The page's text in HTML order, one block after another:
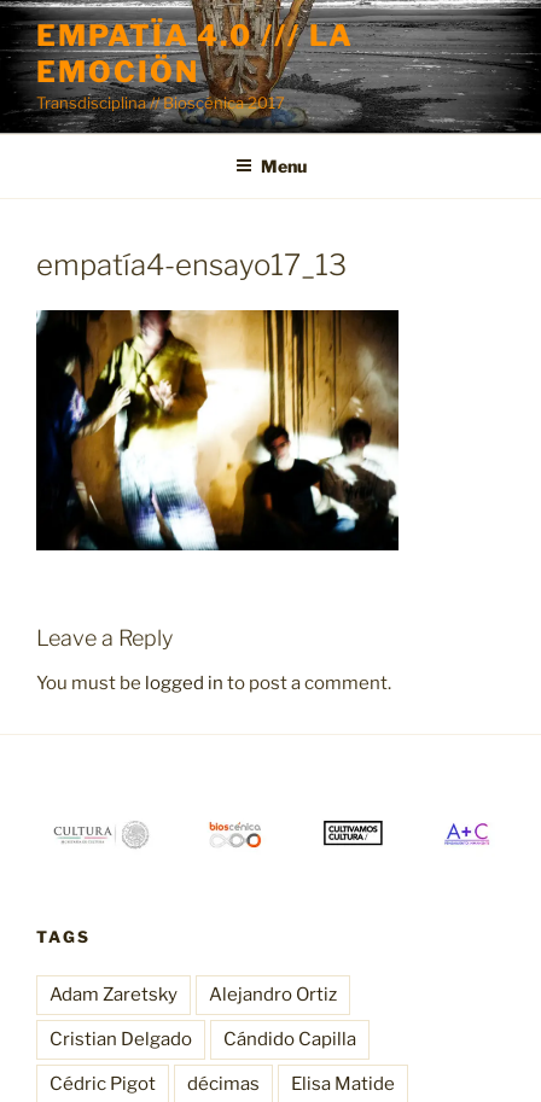
Skip
to
content
EMPATÏA 4.0 /// LA
EMOCIÖN
Transdisciplina // Bioscénica 2017
Menu
empatía4-ensayo17_13
Leave a Reply
You must be logged in to post a comment.
TAGS
Adam Zaretsky Alejandro Ortiz
Cristian Delgado Cándido Capilla
Cédric Pigot décimas Elisa Matide